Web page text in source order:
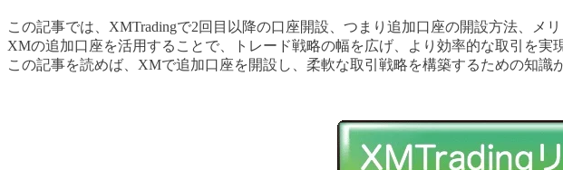
この記事では、XMTradingで2回目以降の口座開設、つまり追加口座の開設方法、メ
XMの追加口座を活用することで、トレード戦略の幅を広げ、より効率的な取引を実
この記事を読めば、XMで追加口座を開設し、柔軟な取引戦略を構築するための知識